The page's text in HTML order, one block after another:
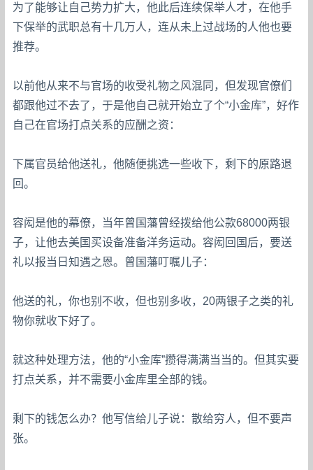
为了能够让自己势力扩大，他此后连续保举人才，在他手
下保举的武职总有十几万人，连从未上过战场的人他也要
推荐。
以前他从来不与官场的收受礼物之风混同，但发现官僚们
都跟他过不去了，于是他自己就开始立了个“小金库”，好作
自己在官场打点关系的应酬之资：
下属官员给他送礼，他随便挑选一些收下，剩下的原路退
回。
容闳是他的幕僚，当年曾国藩曾经拨给他公款68000两银
子，让他去美国买设备准备洋务运动。容闳回国后，要送
礼以报当日知遇之恩。曾国藩叮嘱儿子：
他送的礼，你也别不收，但也别多收，20两银子之类的礼
物你就收下好了。
就这种处理方法，他的“小金库”攒得满满当当的。但其实要
打点关系，并不需要小金库里全部的钱。
剩下的钱怎么办？他写信给儿子说：散给穷人，但不要声
张。